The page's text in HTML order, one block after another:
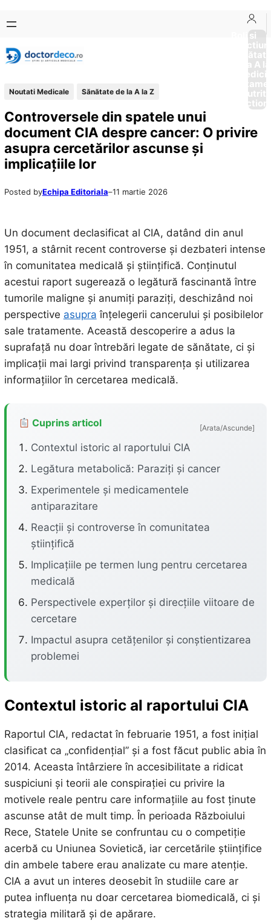
conținut
content
Boli si
Afectiuni
Sănătate
de la A
Noutati Medicale Sănătate de la A la Z
Controversele din spatele unui
document CIA despre cancer: O privire
asupra cercetărilor ascunse și
implicațiile lor
Posted byEchipa Editoriala–11 martie 2026
Un document declasificat al CIA, datând din anul
1951, a stârnit recent controverse și dezbateri intense
în comunitatea medicală și științifică. Conținutul
acestui raport sugerează o legătură fascinantă între
tumorile maligne și anumiți paraziți, deschizând noi
perspective asupra înțelegerii cancerului și posibilelor
sale tratamente. Această descoperire a adus la
suprafață nu doar întrebări legate de sănătate, ci și
implicații mai largi privind transparența și utilizarea
informațiilor în cercetarea medicală.
Cuprins articol [Arata/Ascunde]
Contextul istoric al raportului CIA
Legătura metabolică: Paraziți și cancer
Experimentele și medicamentele
antiparazitare
Reacții și controverse în comunitatea
științifică
Implicațiile pe termen lung pentru cercetarea
medicală
Perspectivele experților și direcțiile viitoare de
cercetare
Impactul asupra cetățenilor și conștientizarea
problemei
Contextul istoric al raportului CIA
Raportul CIA, redactat în februarie 1951, a fost inițial
clasificat ca „confidențial” și a fost făcut public abia în
2014. Aceasta întârziere în accesibilitate a ridicat
suspiciuni și teorii ale conspirației cu privire la
motivele reale pentru care informațiile au fost ținute
ascunse atât de mult timp. În perioada Războiului
Rece, Statele Unite se confruntau cu o competiție
acerbă cu Uniunea Sovietică, iar cercetările științifice
din ambele tabere erau analizate cu mare atenție.
CIA a avut un interes deosebit în studiile care ar
putea influența nu doar cercetarea biomedicală, ci și
strategia militară și de apărare.